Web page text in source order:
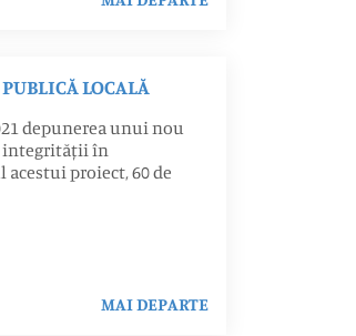
LOCALĂ
depunerea unui nou
integrității în
proiect, 60 de
MAI DEPARTE